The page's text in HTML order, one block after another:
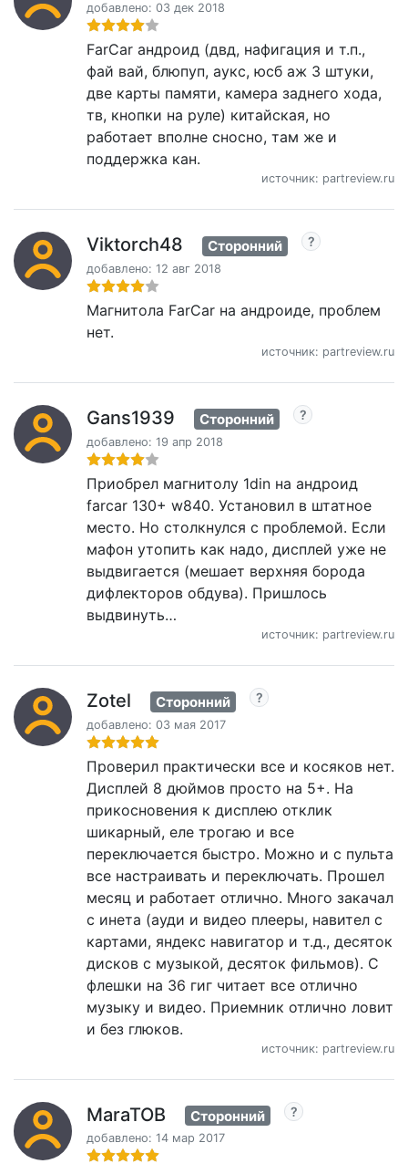
добавлено: 03 дек 2018
FarCar андроид (двд, нафигация и т.п.,
фай вай, блюпуп, аукс, юсб аж 3 штуки,
две карты памяти, камера заднего хода,
тв, кнопки на руле) китайская, но
работает вполне сносно, там же и
поддержка кан.
источник: partreview.ru
Viktorch48 Сторонний
добавлено: 12 авг 2018
Магнитола FarCar на андроиде, проблем
нет.
источник: partreview.ru
Gans1939 Сторонний
добавлено: 19 апр 2018
Приобрел магнитолу 1din на андроид
farcar 130+ w840. Установил в штатное
место. Но столкнулся с проблемой. Если
мафон утопить как надо, дисплей уже не
выдвигается (мешает верхняя борода
дифлекторов обдува). Пришлось
выдвинуть…
источник: partreview.ru
Zotel Сторонний
добавлено: 03 мая 2017
Проверил практически все и косяков нет.
Дисплей 8 дюймов просто на 5+. На
прикосновения к дисплею отклик
шикарный, еле трогаю и все
переключается быстро. Можно и с пульта
все настраивать и переключать. Прошел
месяц и работает отлично. Много закачал
с инета (ауди и видео плееры, навител с
картами, яндекс навигатор и т.д., десяток
дисков с музыкой, десяток фильмов). С
флешки на 36 гиг читает все отлично
музыку и видео. Приемник отлично ловит
и без глюков.
источник: partreview.ru
MaraTOB Сторонний
добавлено: 14 мар 2017